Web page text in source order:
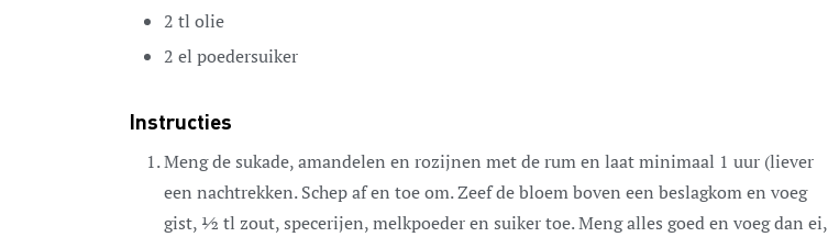
2 tl olie
2 el poedersuiker
Instructies
Meng de sukade, amandelen en rozijnen met de rum en laat minimaal 1 uur (liever
een nachtrekken. Schep af en toe om. Zeef de bloem boven een beslagkom en voeg
gist, ½ tl zout, specerijen, melkpoeder en suiker toe. Meng alles goed en voeg dan ei,